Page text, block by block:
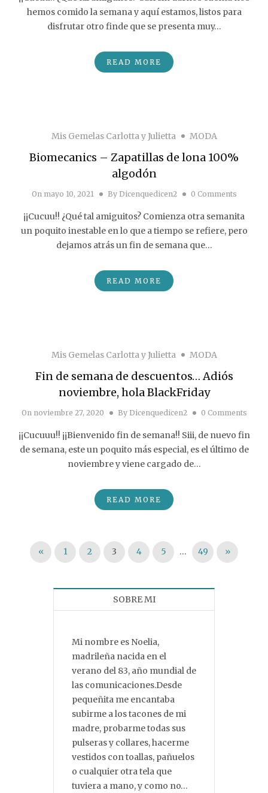
hemos comido la semana y aquí estamos, listos para
disfrutar otro finde que se presenta muy…
READ MORE
Mis Gemelas Carlotta y Julietta MODA
Biomecanics – Zapatillas de lona 100%
algodón
Onmayo 10, 2021 By Dicenquedicen2 0 Comments
¡¡Cucuu!! ¿Qué tal amiguitos? Comienza otra semanita
un poquito inestable en lo que a tiempo se refiere, pero
dejamos atrás un fin de semana que…
READ MORE
Mis Gemelas Carlotta y Julietta MODA
Fin de semana de descuentos… Adiós
noviembre, hola BlackFriday
Onnoviembre 27, 2020 By Dicenquedicen2 0 Comments
¡¡Cucuuu!! ¡¡Bienvenido fin de semana!! Siii, de nuevo fin
de semana, este un poquito más especial, es el último de
noviembre y viene cargado de…
READ MORE
Paginación de entradas
« 1 2 3 4 5 … 49 »
SOBRE MI
Mi nombre es Noelia,
madrileña nacida en el
verano del 83, año mundial de
las comunicaciones.Desde
pequeñita me encantaba
subirme a los tacones de mi
madre, probarme todas sus
pulseras y collares, hacerme
vestidos con toallas, pañuelos
o cualquier otra tela que
tuviera a mano, y como no…